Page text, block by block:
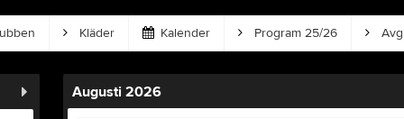
Kläder Kalender Program 25/26
Augusti 2026